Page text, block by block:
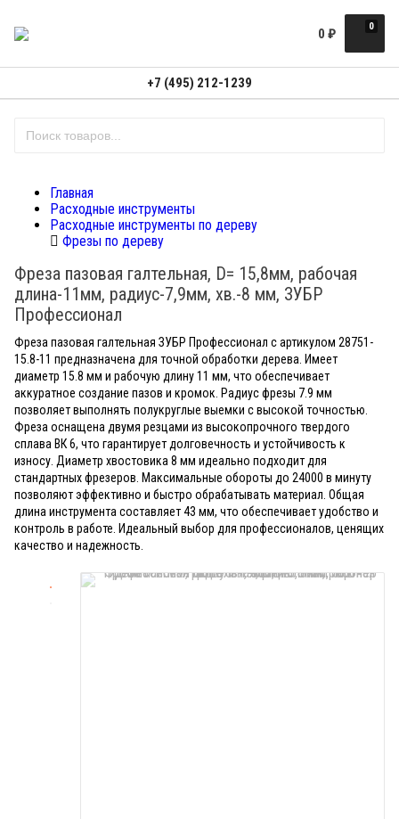
0
0 ₽
+7 (495) 212-1239
Главная
Расходные инструменты
Расходные инструменты по дереву
Фрезы по дереву
Фреза пазовая галтельная, D= 15,8мм, рабочая
длина-11мм, радиус-7,9мм, хв.-8 мм, ЗУБР
Профессионал
Фреза пазовая галтельная ЗУБР Профессионал с артикулом 28751-
15.8-11 предназначена для точной обработки дерева. Имеет
диаметр 15.8 мм и рабочую длину 11 мм, что обеспечивает
аккуратное создание пазов и кромок. Радиус фрезы 7.9 мм
позволяет выполнять полукруглые выемки с высокой точностью.
Фреза оснащена двумя резцами из высокопрочного твердого
сплава ВК 6, что гарантирует долговечность и устойчивость к
износу. Диаметр хвостовика 8 мм идеально подходит для
стандартных фрезеров. Максимальные обороты до 24000 в минуту
позволяют эффективно и быстро обрабатывать материал. Общая
длина инструмента составляет 43 мм, что обеспечивает удобство и
контроль в работе. Идеальный выбор для профессионалов, ценящих
качество и надежность.